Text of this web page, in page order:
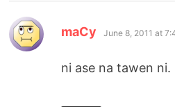
maCy says:
June 8, 2011 at
ni ase na tawen ni.